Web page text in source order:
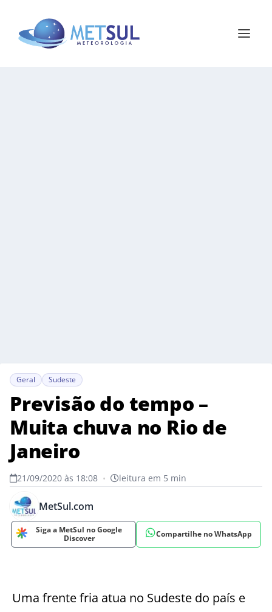
Geral Sudeste
Previsão do tempo –
Muita chuva no Rio de
Janeiro
21/09/2020 às 18:08 • leitura em 5 min
MetSul.com
Siga a MetSul no Google
Discover
Compartilhe no WhatsApp
Uma frente fria atua no Sudeste do país e